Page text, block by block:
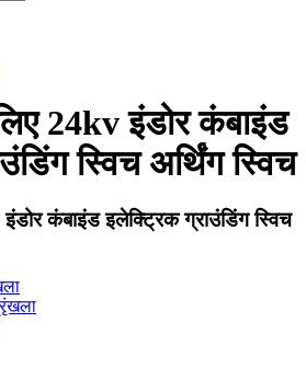
24kv इंडोर कंबाइंड
स्विच अर्थिंग स्विच
कंबाइंड इलेक्ट्रिक ग्राउंडिंग स्विच